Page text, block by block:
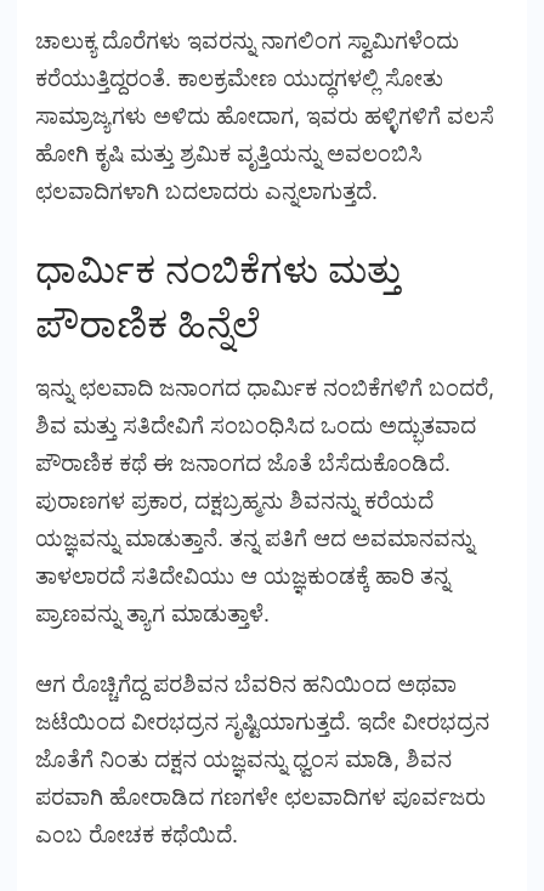
ಚಾಲುಕ್ಯ ದೊರೆಗಳು ಇವರನ್ನು ನಾಗಲಿಂಗ ಸ್ವಾಮಿಗಳೆಂದು
ಕರೆಯುತ್ತಿದ್ದರಂತೆ. ಕಾಲಕ್ರಮೇಣ ಯುದ್ಧಗಳಲ್ಲಿ ಸೋತು
ಸಾಮ್ರಾಜ್ಯಗಳು ಅಳಿದು ಹೋದಾಗ, ಇವರು ಹಳ್ಳಿಗಳಿಗೆ ವಲಸೆ
ಹೋಗಿ ಕೃಷಿ ಮತ್ತು ಶ್ರಮಿಕ ವೃತ್ತಿಯನ್ನು ಅವಲಂಬಿಸಿ
ಛಲವಾದಿಗಳಾಗಿ ಬದಲಾದರು ಎನ್ನಲಾಗುತ್ತದೆ.
ಧಾರ್ಮಿಕ ನಂಬಿಕೆಗಳು ಮತ್ತು
ಪೌರಾಣಿಕ ಹಿನ್ನೆಲೆ
ಇನ್ನು ಛಲವಾದಿ ಜನಾಂಗದ ಧಾರ್ಮಿಕ ನಂಬಿಕೆಗಳಿಗೆ ಬಂದರೆ,
ಶಿವ ಮತ್ತು ಸತಿದೇವಿಗೆ ಸಂಬಂಧಿಸಿದ ಒಂದು ಅದ್ಭುತವಾದ
ಪೌರಾಣಿಕ ಕಥೆ ಈ ಜನಾಂಗದ ಜೊತೆ ಬೆಸೆದುಕೊಂಡಿದೆ.
ಪುರಾಣಗಳ ಪ್ರಕಾರ, ದಕ್ಷಬ್ರಹ್ಮನು ಶಿವನನ್ನು ಕರೆಯದೆ
ಯಜ್ಞವನ್ನು ಮಾಡುತ್ತಾನೆ. ತನ್ನ ಪತಿಗೆ ಆದ ಅವಮಾನವನ್ನು
ತಾಳಲಾರದೆ ಸತಿದೇವಿಯು ಆ ಯಜ್ಞಕುಂಡಕ್ಕೆ ಹಾರಿ ತನ್ನ
ಪ್ರಾಣವನ್ನು ತ್ಯಾಗ ಮಾಡುತ್ತಾಳೆ.
ಆಗ ರೊಚ್ಚಿಗೆದ್ದ ಪರಶಿವನ ಬೆವರಿನ ಹನಿಯಿಂದ ಅಥವಾ
ಜಟೆಯಿಂದ ವೀರಭದ್ರನ ಸೃಷ್ಟಿಯಾಗುತ್ತದೆ. ಇದೇ ವೀರಭದ್ರನ
ಜೊತೆಗೆ ನಿಂತು ದಕ್ಷನ ಯಜ್ಞವನ್ನು ಧ್ವಂಸ ಮಾಡಿ, ಶಿವನ
ಪರವಾಗಿ ಹೋರಾಡಿದ ಗಣಗಳೇ ಛಲವಾದಿಗಳ ಪೂರ್ವಜರು
ಎಂಬ ರೋಚಕ ಕಥೆಯಿದೆ.